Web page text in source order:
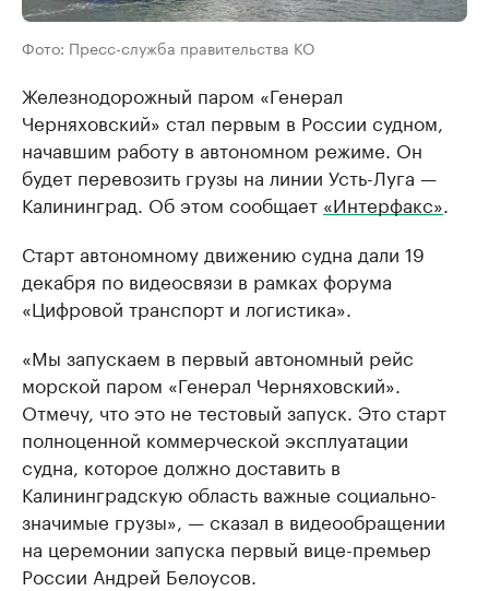
Фото: Пресс-служба правительства КО
Железнодорожный паром «Генерал
Черняховский» стал первым в России судном,
начавшим работу в автономном режиме. Он
будет перевозить грузы на линии Усть-Луга —
Калининград. Об этом сообщает «Интерфакс»
Старт автономному движению судна дали 19
декабря по видеосвязи в рамках форума
«Цифровой транспорт и логистика».
«Мы запускаем в первый автономный рейс
морской паром «Генерал Черняховский».
Отмечу, что это не тестовый запуск. Это старт
полноценной коммерческой эксплуатации
судна, которое должно доставить в
Калининградскую область важные социально-
значимые грузы», — сказал в видеообращении
на церемонии запуска первый вице-премьер
России Андрей Белоусов.